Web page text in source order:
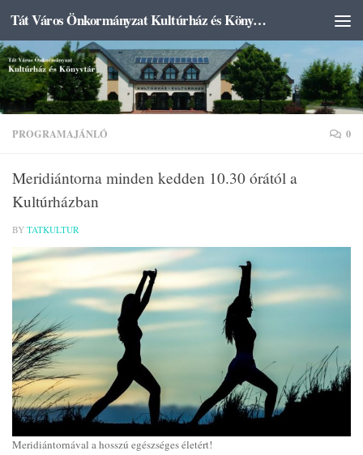
Skip to content Tát Város Önkormányzat Kultúrház és Könyvtár
PROGRAMAJÁNLÓ 0
Meridiántorna minden kedden 10.30 órától a
Kultúrházban
BY TATKULTUR
Meridiántornával a hosszú egészséges életért!